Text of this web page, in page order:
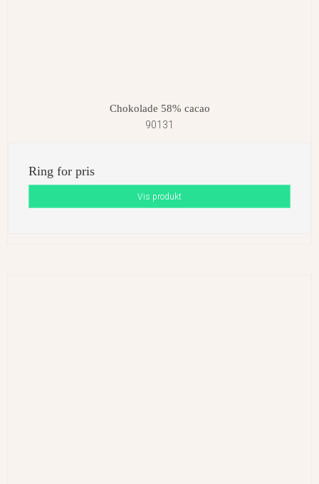
Chokolade 58% cacao
90131
Ring for pris
Vis produkt